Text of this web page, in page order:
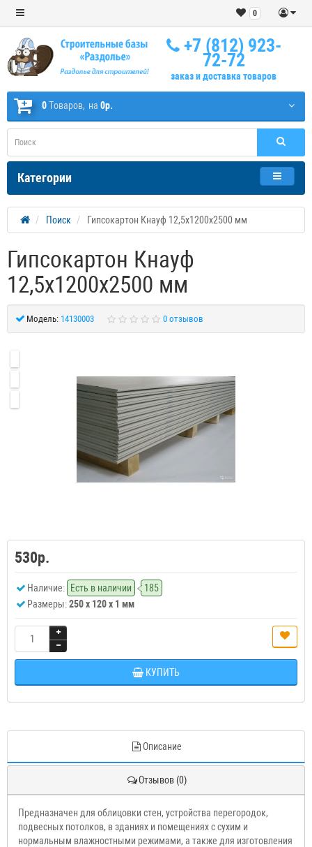
0
+7 (812) 923-
72-72
заказ и доставка товаров
0Tоваров, на 0р.
Категории
Поиск Гипсокартон Кнауф 12,5х1200х2500 мм
Гипсокартон Кнауф
12,5х1200х2500 мм
Модель: 14130003 0 отзывов
530р.
Наличие: Есть в наличии
185
Размеры:250 x 120 x 1 мм
КУПИТЬ
Описание
Отзывов (0)
Предназначен для облицовки стен, устройства перегородок,
подвесных потолков, в зданиях и помещениях с сухим и
нормальным влажностными режимами, а также для изготовления